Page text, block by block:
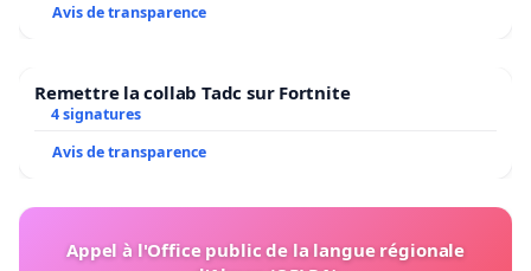
Avis de transparence
Remettre la collab Tadc sur Fortnite
4 signatures
Avis de transparence
Appel à l'Office public de la langue régionale